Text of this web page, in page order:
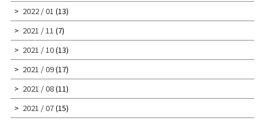
2022 / 01 (13)
2021 / 11 (7)
2021 / 10(13)
2021 / 09(17)
2021 / 08(11)
2021 / 07(15)